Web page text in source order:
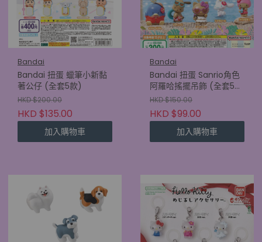
Bandai
Bandai 扭蛋 蠟筆小新黏
著公仔 (全套5款)
HKD $200.00
HKD $135.00
加入購物車
Bandai
Bandai 扭蛋 Sanrio角色
阿羅哈搖擺吊飾 (全套5
款)
HKD $150.00
HKD $99.00
加入購物車